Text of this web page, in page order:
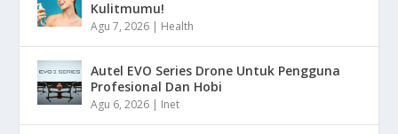
Kulitmumu!
Agu 7, 2026 | Health
Autel EVO Series Drone Untuk Pengguna
Profesional Dan Hobi
Agu 6, 2026 | Inet